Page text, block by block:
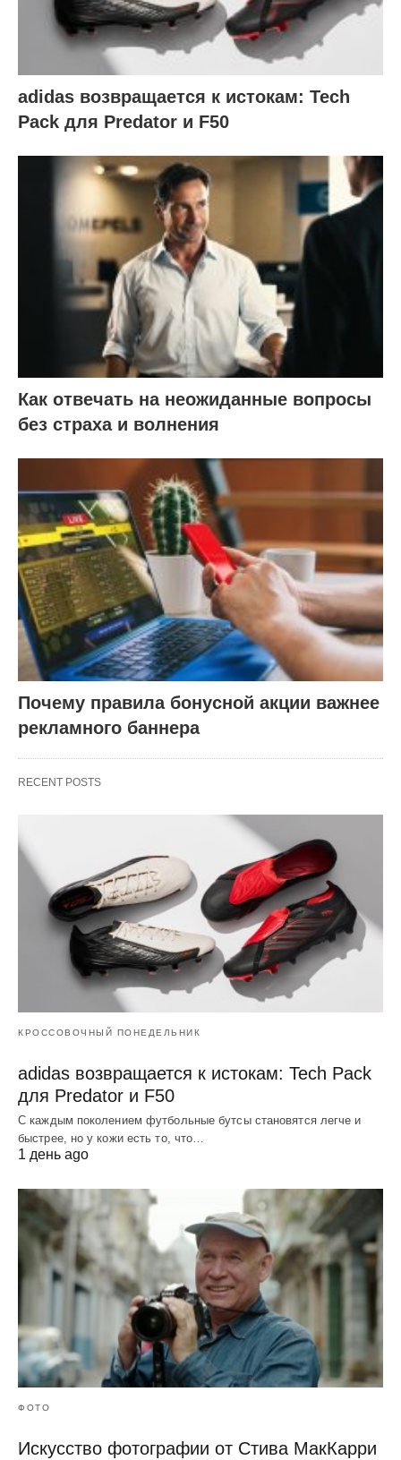
adidas возвращается к истокам: Tech
Pack для Predator и F50
Как отвечать на неожиданные вопросы
без страха и волнения
Почему правила бонусной акции важнее
рекламного баннера
RECENT POSTS
КРОССОВОЧНЫЙ ПОНЕДЕЛЬНИК
adidas возвращается к истокам: Tech Pack
для Predator и F50
С каждым поколением футбольные бутсы становятся легче и
быстрее, но у кожи есть то, что…
1 день ago
ФОТО
Искусство фотографии от Стива МакКарри